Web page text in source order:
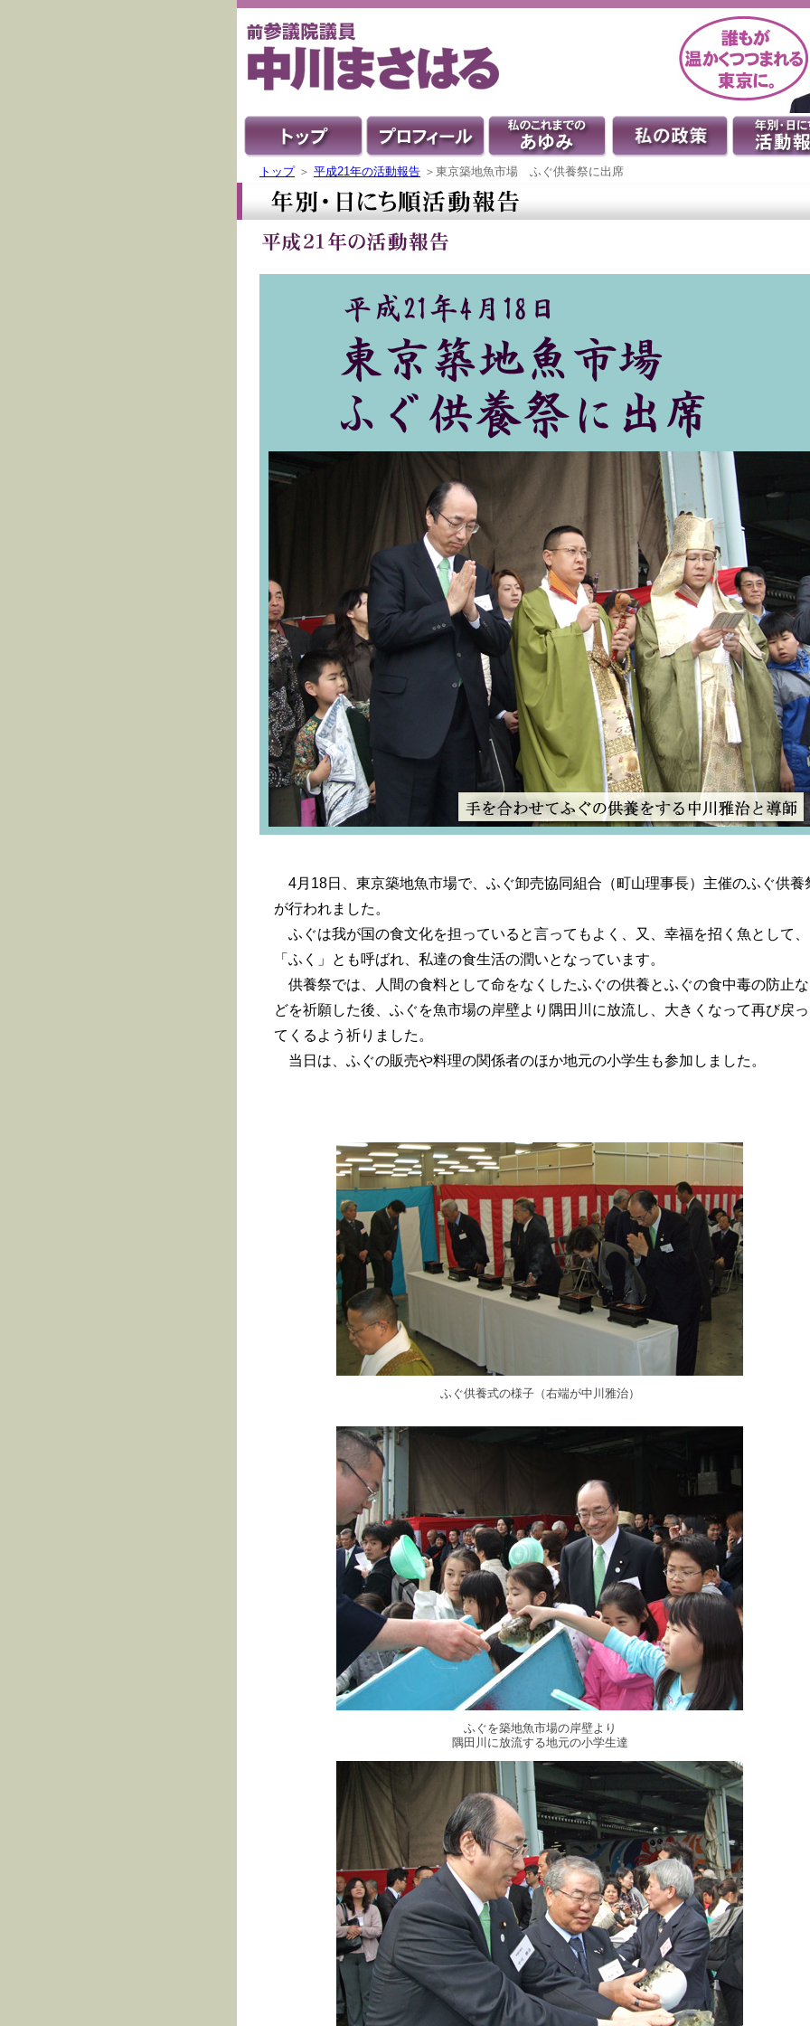
トップ＞ 平成21年の活動報告 ＞東京築地魚市場 ふぐ供養祭に出席
4月18日、東京築地魚市場で、ふぐ卸売協同組合（町山理事長）主催のふぐ供養
が行われました。
ふぐは我が国の食文化を担っていると言ってもよく、又、幸福を招く魚として、
「ふく」とも呼ばれ、私達の食生活の潤いとなっています。
供養祭では、人間の食料として命をなくしたふぐの供養とふぐの食中毒の防止な
どを祈願した後、ふぐを魚市場の岸壁より隅田川に放流し、大きくなって再び戻っ
てくるよう祈りました。
当日は、ふぐの販売や料理の関係者のほか地元の小学生も参加しました。
ふぐ供養式の様子（右端が中川雅治）
ふぐを築地魚市場の岸壁より
隅田川に放流する地元の小学生達